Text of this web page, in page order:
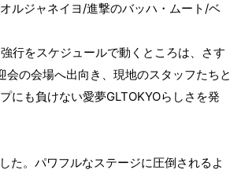
ルジャネイヨ/進撃のバッハ・ムート/ベ
行をスケジュールで動くところは、さす
の会場へ出向き、現地のスタッフたちと
にも負けない愛夢GLTOKYOらしさを発
た。パワフルなステージに圧倒されるよ